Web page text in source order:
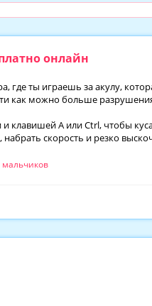
онлайн
где ты играешь за акулу,
как можно больше
клавишей A или Ctrl, чтобы
скорость и резко